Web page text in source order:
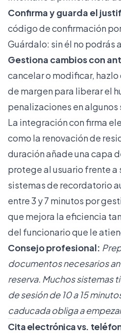
Confirma y guarda el
código de confirmación
Guárdalo: sin él no podrás
Gestiona cambios con
cancelar o modificar, hazlo
de margen para liberar el
penalizaciones en algunos
La integración con firma
como la renovación de
duración añade una capa
protege al usuario frente a
sistemas de recordatorio
entre 3 y 7 minutos por
que mejora la eficiencia
del funcionario que le
Consejo profesional:
documentos necesarios
reserva. Muchos sistemas
de sesión de 10 a 15
caducada obliga a
Cita electrónica vs.